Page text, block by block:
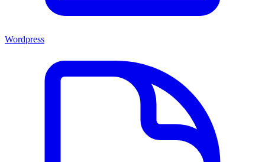
Wordpress